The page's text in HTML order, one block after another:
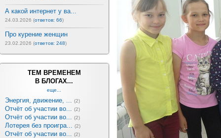
А какой интернет у ва...
24.03.2026 (ответов: 66)
Про курение женщин
23.02.2026 (ответов: 248)
ТЕМ ВРЕМЕНЕМ
В БЛОГАХ...
еще...
Энергия, движение, ... (2)
Отчёт об участии во... (2)
Отчёт об участии во... (2)
Лотерея без проигра... (2)
Отчёт об участии во... (2)